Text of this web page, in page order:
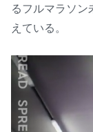
るフルマラソン
えている。